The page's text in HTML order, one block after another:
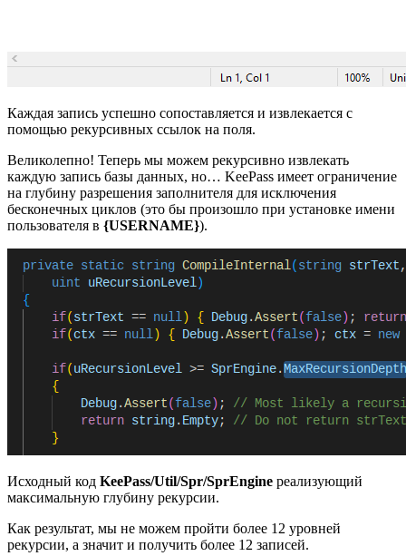
Каждая запись успешно сопоставляется и извлекается с
помощью рекурсивных ссылок на поля.
Великолепно! Теперь мы можем рекурсивно извлекать
каждую запись базы данных, но… KeePass имеет ограничение
на глубину разрешения заполнителя для исключения
бесконечных циклов (это бы произошло при установке имени
пользователя в {USERNAME}).
Исходный код KeePass/Util/Spr/SprEngine реализующий
максимальную глубину рекурсии.
Как результат, мы не можем пройти более 12 уровней
рекурсии, а значит и получить более 12 записей.